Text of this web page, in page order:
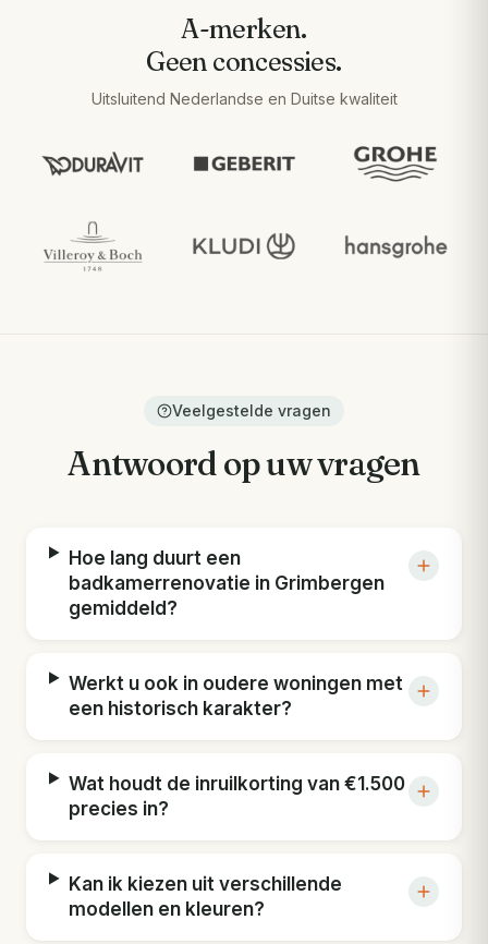
A-merken.
Geen concessies.
Uitsluitend Nederlandse en Duitse kwaliteit
Veelgestelde vragen
Antwoord op uw vragen
Hoe lang duurt een
badkamerrenovatie in Grimbergen
gemiddeld?
Werkt u ook in oudere woningen met
een historisch karakter?
Wat houdt de inruilkorting van €1.500
precies in?
Kan ik kiezen uit verschillende
modellen en kleuren?